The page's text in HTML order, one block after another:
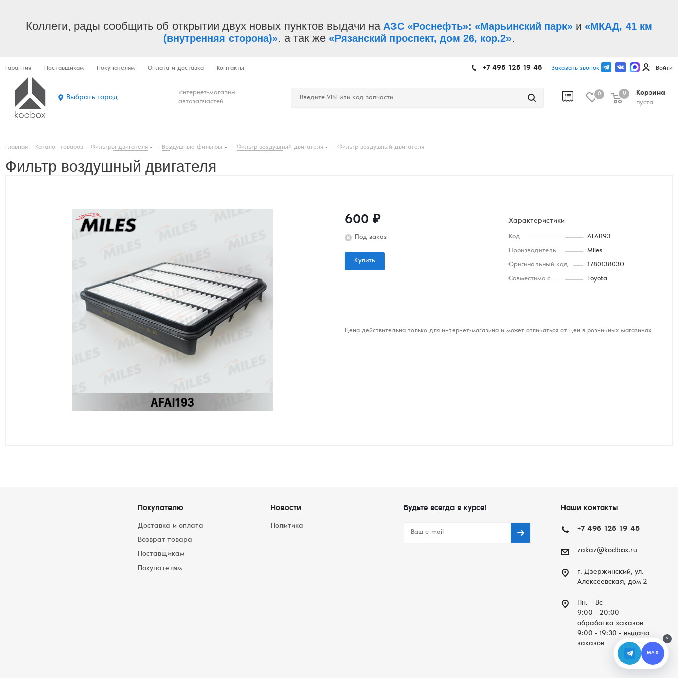
Коллеги, рады сообщить об открытии двух новых пунктов выдачи на АЗС «Роснефть»: «Марьинский парк» и «МКАД, 41 км
(внутренняя сторона)». а так же «Рязанский проспект, дом 26, кор.2».
Гарантия Поставщикам Покупателям Оплата и доставка Контакты +7 495-125-19-45 Заказать звонок Войти
Выбрать город
Интернет-магазин
автозапчастей
0
Корзина
пуста
0
Главная - Каталог товаров - Фильтры двигателя - Воздушные фильтры - Фильтр воздушный двигателя - Фильтр воздушный двигателя
Фильтр воздушный двигателя
600 ₽
Под заказ
Купить
Характеристики
Код AFAI193
Производитель Miles
Оригинальный код 1780138030
Совместимо с Toyota
Цена действительна только для интернет-магазина и может отличаться от цен в розничных магазинах
Покупателю
Доставка и оплата
Возврат товара
Поставщикам
Покупателям
Новости
Политика
Будьте всегда в курсе! Наши контакты
+7 495-125-19-45
zakaz@kodbox.ru
г. Дзержинский, ул.
Алексеевская, дом 2
Пн. – Вc
9:00 - 20:00 -
обработка заказов
9:00 - 19:30 - выдача
заказов
×
MAX